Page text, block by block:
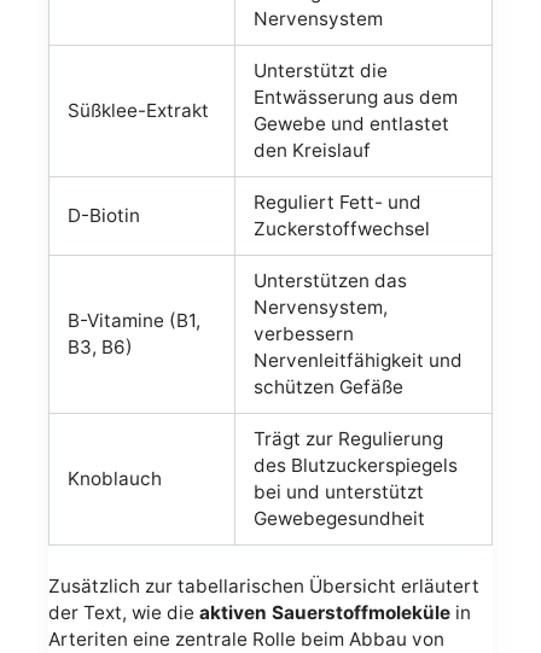
Nervensystem
Süßklee-Extrakt
Unterstützt die
Entwässerung aus dem
Gewebe und entlastet
den Kreislauf
D-Biotin
Reguliert Fett- und
Zuckerstoffwechsel
B-Vitamine (B1,
B3, B6)
Unterstützen das
Nervensystem,
verbessern
Nervenleitfähigkeit und
schützen Gefäße
Knoblauch
Trägt zur Regulierung
des Blutzuckerspiegels
bei und unterstützt
Gewebegesundheit
Zusätzlich zur tabellarischen Übersicht erläutert
der Text, wie die aktiven Sauerstoffmoleküle in
Arteriten eine zentrale Rolle beim Abbau von